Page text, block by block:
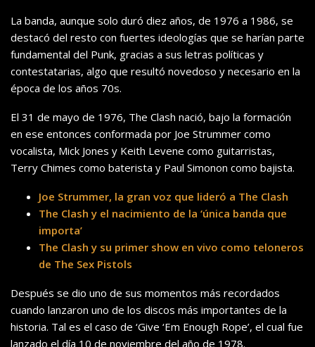
La banda, aunque solo duró diez años, de 1976 a 1986, se
destacó del resto con fuertes ideologías que se harían parte
fundamental del Punk, gracias a sus letras políticas y
contestatarias, algo que resultó novedoso y necesario en la
época de los años 70s.
El 31 de mayo de 1976, The Clash nació, bajo la formación
en ese entonces conformada por Joe Strummer como
vocalista, Mick Jones y Keith Levene como guitarristas,
Terry Chimes como baterista y Paul Simonon como bajista.
Joe Strummer, la gran voz que lideró a The Clash
The Clash y el nacimiento de la ‘única banda que
importa’
The Clash y su primer show en vivo como teloneros
de The Sex Pistols
Después se dio uno de sus momentos más recordados
cuando lanzaron uno de los discos más importantes de la
historia. Tal es el caso de ‘Give ‘Em Enough Rope’, el cual fue
lanzado el día 10 de noviembre del año de 1978.